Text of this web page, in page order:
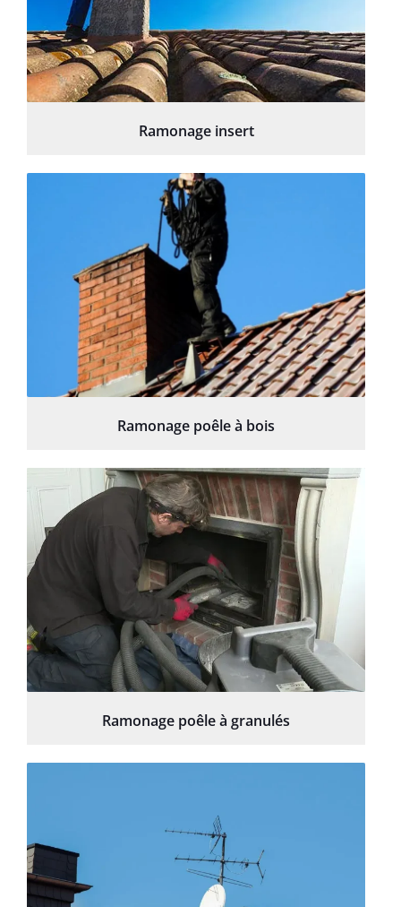
Ramonage insert
Ramonage poêle à bois
Ramonage poêle à granulés